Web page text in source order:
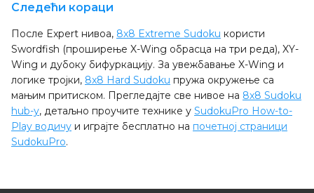
Следећи кораци
После Expert нивоа, 8x8 Extreme Sudoku користи
Swordfish (проширење X-Wing обрасца на три реда), XY-
Wing и дубоку бифуркацију. За увежбавање X-Wing и
логике тројки, 8x8 Hard Sudoku пружа окружење са
мањим притиском. Прегледајте све нивое на 8x8 Sudoku
hub-у, детаљно проучите технике у SudokuPro How-to-
Play водичу и играјте бесплатно на почетној страници
SudokuPro.